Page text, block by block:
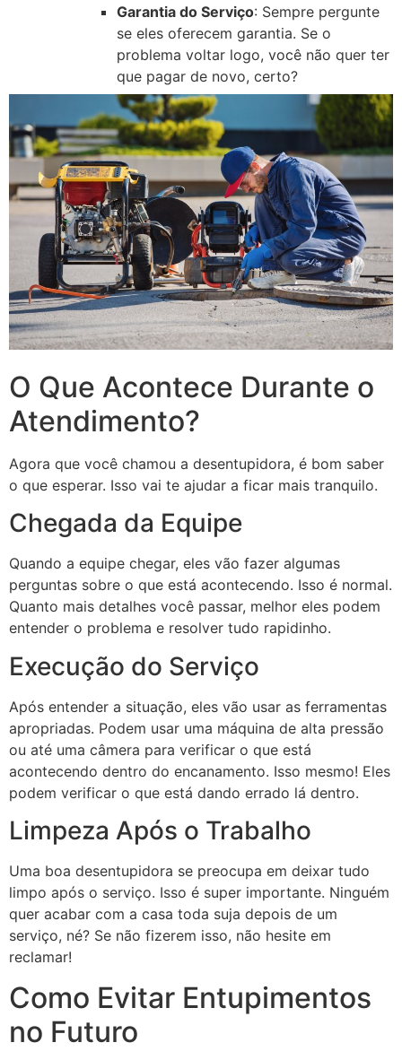
Garantia do Serviço: Sempre pergunte
se eles oferecem garantia. Se o
problema voltar logo, você não quer ter
que pagar de novo, certo?
O Que Acontece Durante o
Atendimento?
Agora que você chamou a desentupidora, é bom saber
o que esperar. Isso vai te ajudar a ficar mais tranquilo.
Chegada da Equipe
Quando a equipe chegar, eles vão fazer algumas
perguntas sobre o que está acontecendo. Isso é normal.
Quanto mais detalhes você passar, melhor eles podem
entender o problema e resolver tudo rapidinho.
Execução do Serviço
Após entender a situação, eles vão usar as ferramentas
apropriadas. Podem usar uma máquina de alta pressão
ou até uma câmera para verificar o que está
acontecendo dentro do encanamento. Isso mesmo! Eles
podem verificar o que está dando errado lá dentro.
Limpeza Após o Trabalho
Uma boa desentupidora se preocupa em deixar tudo
limpo após o serviço. Isso é super importante. Ninguém
quer acabar com a casa toda suja depois de um
serviço, né? Se não fizerem isso, não hesite em
reclamar!
Como Evitar Entupimentos
no Futuro